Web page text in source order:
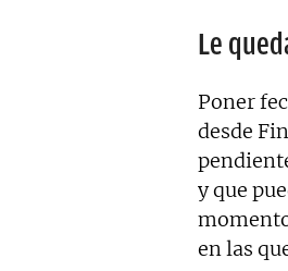
Le
Poner
desde
y que
en las